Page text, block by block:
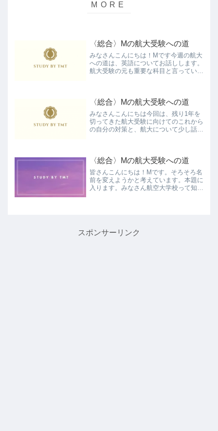
〈総合〉Mの航大受験への道
みなさんこんにちは！Mです今週の航大
への道は、英語についてお話しします。
航大受験の元も重要な科目と言っていい
上にいくらでも関連する記...
〈総合〉Mの航大受験への道
みなさんこんにちは今回は、残り1年を
切ってきた航大受験に向けてのこれから
の自分の対策と、航大について少し話し
は、大学によりますが大体...
〈総合〉Mの航大受験への道
皆さんこんにちは！Mです。そろそろ名
前を変えようかと考えています。本題に
入ります。みなさん航空大学校って知っ
スポンサーリンク